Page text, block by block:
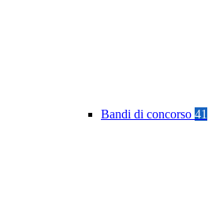
Bandi di concorso 41